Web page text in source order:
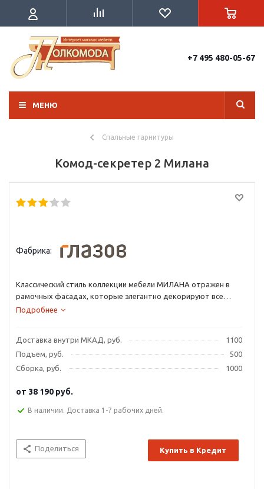
+7 495 480-05-67
МЕНЮ
Спальные гарнитуры
Комод-секретер 2 Милана
Фабрика:
Классический стиль коллекции мебели МИЛАНА отражен в
рамочных фасадах, которые элегантно декорируют все
модули данной коллекции: изголовье кровати, выдвижные
Подробнее
Доставка внутри МКАД, руб.
1100
Подъем, руб.
500
Сборка, руб.
1000
от 38 190 руб.
В наличии. Доставка 1-7 рабочих дней.
Поделиться Купить в Кредит